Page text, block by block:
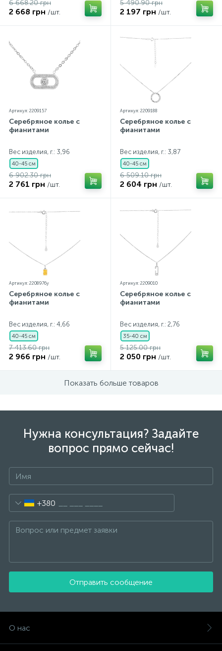
6 668.20 грн
2 668 грн /шт.
5 490.90 грн
2 197 грн /шт.
Артикул: 2209157
Серебряное колье с
фианитами
Вес изделия, г.: 3,96
40-45 см
6 902.30 грн
2 761 грн /шт.
Артикул: 2209188
Серебряное колье с
фианитами
Вес изделия, г.: 3,87
40-45 см
6 509.10 грн
2 604 грн /шт.
Артикул: 2208976y
Серебряное колье с
фианитами
Вес изделия, г.: 4,66
40-45 см
7 413.60 грн
2 966 грн /шт.
Артикул: 2209010
Серебряное колье с
фианитами
Вес изделия, г.: 2,76
35-40 см
5 125.00 грн
2 050 грн /шт.
Показать больше товаров
Нужна консультация? Задайте
вопрос прямо сейчас!
+380
Отправить сообщение
О нас